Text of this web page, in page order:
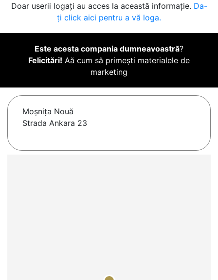
Doar userii logați au acces la această informație. Da-
ți click aici pentru a vă loga.
Este acesta compania dumneavoastră?
Felicitări! Aă cum să primești materialele de
marketing
Moşniţa Nouă
Strada Ankara 23